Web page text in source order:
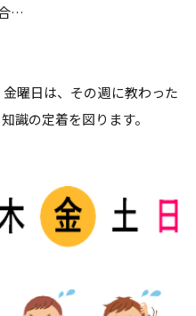
…
曜日は、その週に教わった
識の定着を図ります。